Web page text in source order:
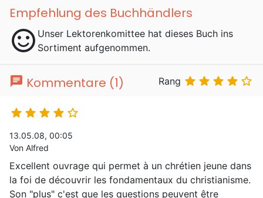
Empfehlung des Buchhändlers
sentiment_satisfied Unser Lektorenkomittee hat dieses Buch ins
Sortiment aufgenommen.
chat Kommentare (1) Rang     
    
13.05.08, 00:05
Von Alfred
Excellent ouvrage qui permet à un chrétien jeune dans
la foi de découvrir les fondamentaux du christianisme.
Son "plus" c'est que les questions peuvent être